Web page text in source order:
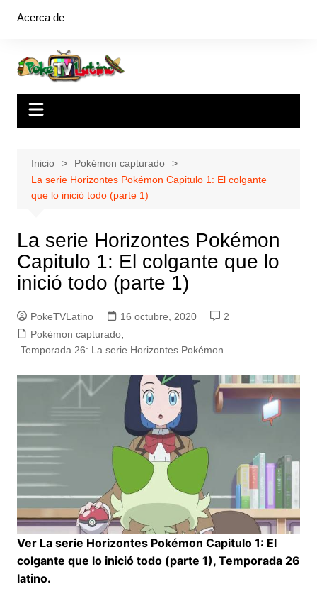
Acerca de
Inicio
Pokémon capturado
La serie Horizontes Pokémon Capitulo 1: El colgante
que lo inició todo (parte 1)
La serie Horizontes Pokémon
Capitulo 1: El colgante que lo
inició todo (parte 1)
PokeTVLatino 16 octubre, 2020
2
Pokémon capturado,
Temporada 26: La serie Horizontes Pokémon
Ver La serie Horizontes Pokémon Capitulo 1: El
colgante que lo inició todo (parte 1), Temporada 26
latino.